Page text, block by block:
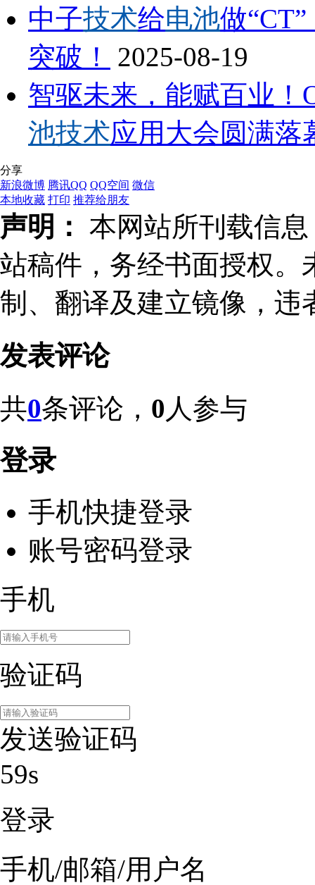
中子技术给电池做
突破！
2025-08-19
智驱未来，能赋百业！
池技术应用大会圆满落
分享
新浪微博 腾讯QQ QQ空间 微信
本地收藏 打印 推荐给朋友
声明： 本网站所刊载信
站稿件，务经书面授权。
制、翻译及建立镜像，违
发表评论
共0条评论， 0 人参与
登录
手机快捷登录
账号密码登录
手机
验证码
发送验证码
59s
登录
手机/邮箱/用户名